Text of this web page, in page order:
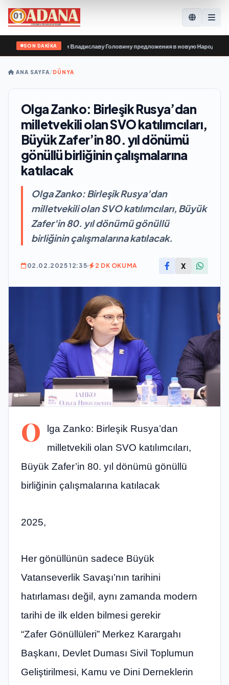
SON DAKİKA
передали Владиславу Головину предложения в новую Народную
ANA SAYFA/DÜNYA
Olga Zanko: Birleşik Rusya’dan
milletvekili olan SVO katılımcıları,
Büyük Zafer’in 80. yıl dönümü
gönüllü birliğinin çalışmalarına
katılacak
Olga Zanko: Birleşik Rusya'dan
milletvekili olan SVO katılımcıları, Büyük
Zafer'in 80. yıl dönümü gönüllü
birliğinin çalışmalarına katılacak.
02.02.2025 12:35 2 DK OKUMA X
O
lga Zanko: Birleşik Rusya’dan
milletvekili olan SVO katılımcıları,
Büyük Zafer’in 80. yıl dönümü gönüllü
birliğinin çalışmalarına katılacak
2025,
Her gönüllünün sadece Büyük
Vatanseverlik Savaşı’nın tarihini
hatırlaması değil, aynı zamanda modern
tarihi de ilk elden bilmesi gerekir
“Zafer Gönüllüleri” Merkez Karargahı
Başkanı, Devlet Duması Sivil Toplumun
Geliştirilmesi, Kamu ve Dini Derneklerin